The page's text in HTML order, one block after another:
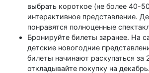
выбрать короткое (не более 40-
интерактивное представление.
понравятся полноценные
Бронируйте билеты заранее. На
детские новогодние
билеты начинают раскупаться
откладывайте покупку на декабрь.